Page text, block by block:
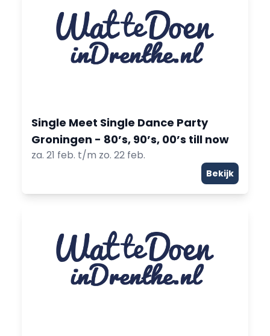
Single Meet Single Dance Party
Groningen - 80’s, 90’s, 00’s till now
za. 21 feb. t/m zo. 22 feb.
Bekijk